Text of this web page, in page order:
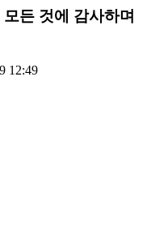
든 것에 감사하며
12:49